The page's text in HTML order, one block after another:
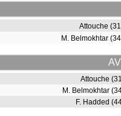
Attouche
M. Belmokhtar
Attouche
M. Belmokhtar
F. Hadded